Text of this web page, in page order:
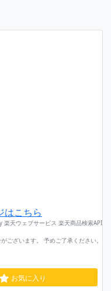
はこちら
楽天ウェブサービス 楽天商品検索API
ございます。 予めご了承ください。
お気に入り